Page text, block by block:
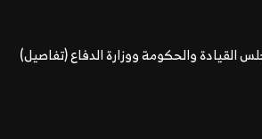
والحكومة ووزارة الدفاع (تفاصيل)